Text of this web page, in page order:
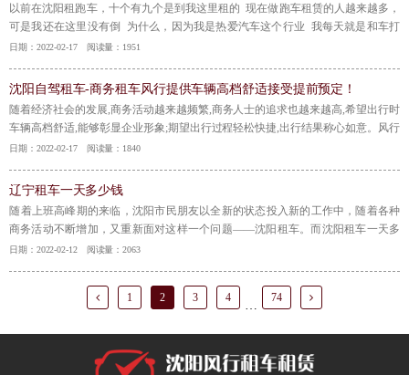
​以前在沈阳租跑车，十个有九个是到我这里租的 现在做跑车租赁的人越来越多，
可是我还在这里没有倒 为什么，因为我是热爱汽车这个行业 我每天就是和车打
交道，所以我要把我的产品和服务一直优化做得更好，才不会被淘汰。 这几年我
无比真诚，我每一次服务都无比用心【详情】
日期：2022-02-17 阅读量：1951
沈阳自驾租车-商务租车风行提供车辆高档舒适接受提前预定！
​随着经济社会的发展,商务活动越来越频繁,商务人士的追求也越来越高,希望出行时
车辆高档舒适,能够彰显企业形象;期望出行过程轻松快捷,出行结果称心如意。风行
租车从客户角度出发,以客户为本,细分出行市场,推出了满足商务人士出行需求的自
日期：2022-02-17 阅读量：1840
辽宁租车一天多少钱
​随着上班高峰期的来临，沈阳市民朋友以全新的状态投入新的工作中，随着各种
商务活动不断增加，又重新面对这样一个问题——沈阳租车。而沈阳租车一天多
少钱，这个问题一直是大家非常关心的问题。针对这个问题，风行汽车服务有限
日期：2022-02-12 阅读量：2063
1 2 3 4
…
74